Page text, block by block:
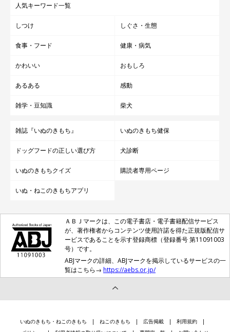
人気キーワード一覧
しつけ しぐさ・生態
食事・フード 健康・病気
かわいい おもしろ
あるある 感動
雑学・豆知識 柴犬
雑誌『いぬのきもち』 いぬのきもち健保
ドッグフードの正しい選び方 犬診断
いぬのきもちクイズ 購読者専用ページ
いぬ・ねこのきもちアプリ
ＡＢＪマークは、この電子書店・電子書籍配信サービス
が、著作権者からコンテンツ使用許諾を得た正規版配信サ
ービスであることを示す登録商標（登録番号 第11091003
号）です。
ABJマークの詳細、ABJマークを掲示しているサービスの一
覧はこちら→ https://aebs.or.jp/
いぬのきもち・ねこのきもち ねこのきもち 広告掲載
利用規約